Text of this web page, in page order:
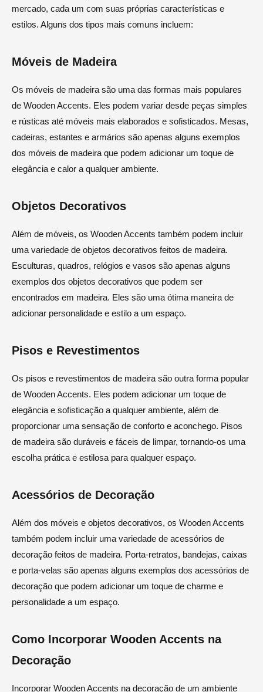
mercado, cada um com suas próprias características e
estilos. Alguns dos tipos mais comuns incluem:
Móveis de Madeira
Os móveis de madeira são uma das formas mais populares
de Wooden Accents. Eles podem variar desde peças simples
e rústicas até móveis mais elaborados e sofisticados. Mesas,
cadeiras, estantes e armários são apenas alguns exemplos
dos móveis de madeira que podem adicionar um toque de
elegância e calor a qualquer ambiente.
Objetos Decorativos
Além de móveis, os Wooden Accents também podem incluir
uma variedade de objetos decorativos feitos de madeira.
Esculturas, quadros, relógios e vasos são apenas alguns
exemplos dos objetos decorativos que podem ser
encontrados em madeira. Eles são uma ótima maneira de
adicionar personalidade e estilo a um espaço.
Pisos e Revestimentos
Os pisos e revestimentos de madeira são outra forma popular
de Wooden Accents. Eles podem adicionar um toque de
elegância e sofisticação a qualquer ambiente, além de
proporcionar uma sensação de conforto e aconchego. Pisos
de madeira são duráveis e fáceis de limpar, tornando-os uma
escolha prática e estilosa para qualquer espaço.
Acessórios de Decoração
Além dos móveis e objetos decorativos, os Wooden Accents
também podem incluir uma variedade de acessórios de
decoração feitos de madeira. Porta-retratos, bandejas, caixas
e porta-velas são apenas alguns exemplos dos acessórios de
decoração que podem adicionar um toque de charme e
personalidade a um espaço.
Como Incorporar Wooden Accents na
Decoração
Incorporar Wooden Accents na decoração de um ambiente